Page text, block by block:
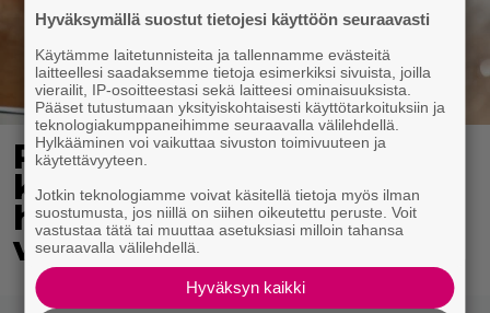
Pohjois-Korea neuvoo
kansalaisiaan selviämään
helteistä syömällä
viilentävää koiraa
Hyväksymällä suostut tietojesi käyttöön seuraavasti
Käytämme laitetunnisteita ja tallennamme evästeitä
laitteellesi saadaksemme tietoja esimerkiksi sivuista, joilla
vierailit, IP-osoitteestasi sekä laitteesi ominaisuuksista.
Pääset tutustumaan yksityiskohtaisesti käyttötarkoituksiin ja
teknologiakumppaneihimme seuraavalla välilehdellä.
Hylkääminen voi vaikuttaa sivuston toimivuuteen ja
käytettävyyteen.
Jotkin teknologiamme voivat käsitellä tietoja myös ilman
suostumusta, jos niillä on siihen oikeutettu peruste. Voit
vastustaa tätä tai muuttaa asetuksiasi milloin tahansa
seuraavalla välilehdellä.
Hyväksyn kaikki